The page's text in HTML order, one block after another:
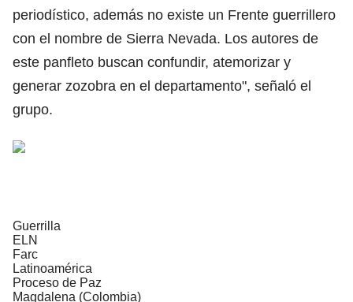
periodístico, además no existe un Frente guerrillero
con el nombre de Sierra Nevada. Los autores de
este panfleto buscan confundir, atemorizar y
generar zozobra en el departamento", señaló el
grupo.
Guerrilla
ELN
Farc
Latinoamérica
Proceso de Paz
Magdalena (Colombia)